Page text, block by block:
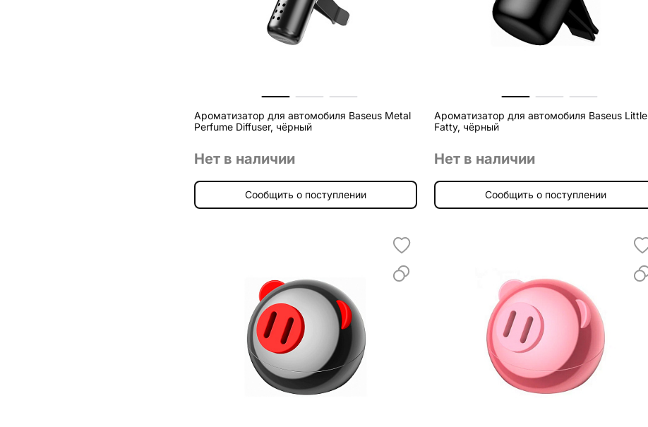
Ароматизатор для автомобиля Baseus Metal
Perfume Diffuser, чёрный
Нет в наличии
Сообщить о поступлении
Ароматизатор для автомобиля Baseus Little
Fatty, чёрный
Нет в наличии
Сообщить о поступлении